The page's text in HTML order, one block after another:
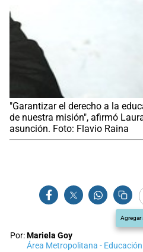
"Garantizar el derecho a la
de nuestra misión", afirmó
asunción. Foto: Flavio Raina
Agregar
Por:Mariela Goy
Área Metropolitana - Educación